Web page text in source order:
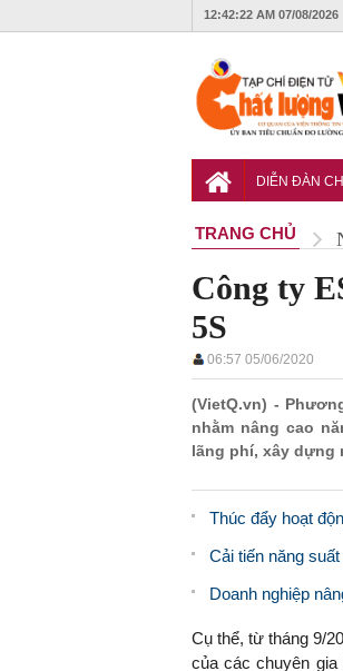
12:42:23 AM 07/08/2026
DIỄN ĐÀN
TRANG CHỦ
Công ty
5S
06:57 05/06/2020
(VietQ.vn) -
nhằm nâng cao
lãng phí, xây dựng
Thúc đẩy hoạt
Cải tiến năng
Doanh nghiệp
Cụ thể, từ tháng 9/
của các chuyên